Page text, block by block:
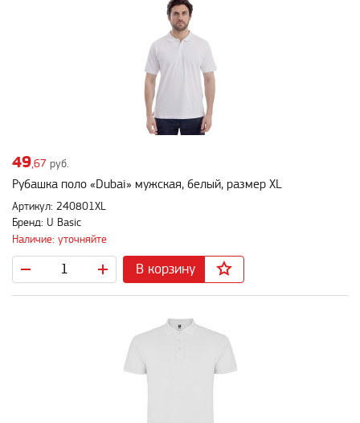
49,67 руб.
Рубашка поло «Dubai» мужская, белый, размер XL
Артикул: 240801XL
Бренд: U Basic
Наличие: уточняйте
В корзину